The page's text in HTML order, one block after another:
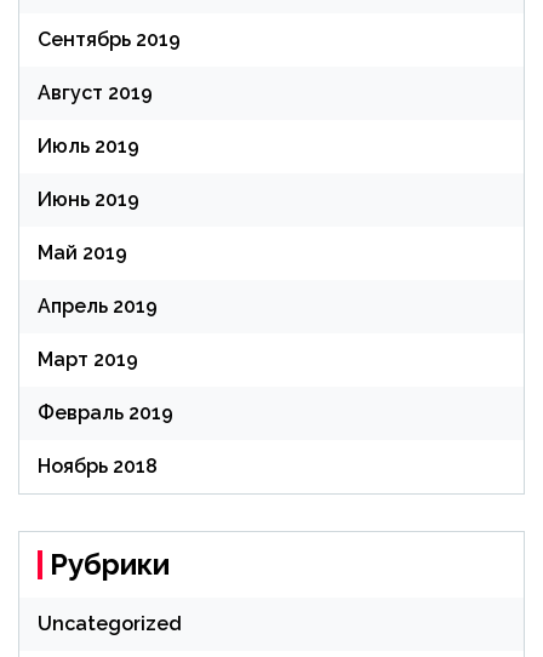
Сентябрь 2019
Август 2019
Июль 2019
Июнь 2019
Май 2019
Апрель 2019
Март 2019
Февраль 2019
Ноябрь 2018
Рубрики
Uncategorized